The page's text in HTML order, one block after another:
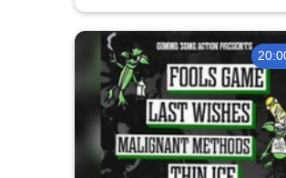
Einaudi Tribute bei
Kerzenschein